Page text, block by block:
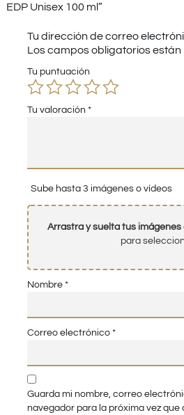
EDP Unisex 100 ml”
Tu dirección de correo
Los campos obligatorios
Tu puntuación
Tu valoración *
Sube hasta 3 imágenes o vídeos
Arrastra y suelta tus imágenes
para
Nombre *
Correo electrónico *
Guarda mi nombre, correo
navegador para la próxima vez que